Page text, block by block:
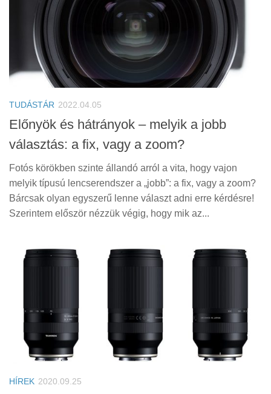
TUDÁSTÁR 2022.04.05
Előnyök és hátrányok – melyik a jobb
választás: a fix, vagy a zoom?
Fotós körökben szinte állandó arról a vita, hogy vajon
melyik típusú lencserendszer a „jobb”: a fix, vagy a zoom?
Bárcsak olyan egyszerű lenne választ adni erre kérdésre!
Szerintem először nézzük végig, hogy mik az...
HÍREK 2020.09.25